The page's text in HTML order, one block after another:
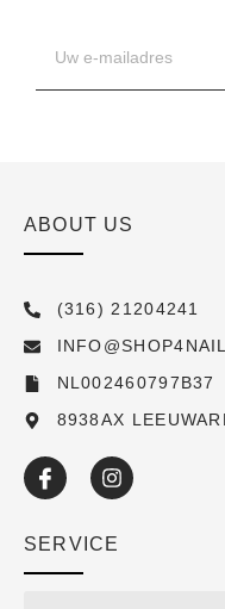
ABOUT US
(316) 21204241
NL002460797B37
8938AX
SERVICE